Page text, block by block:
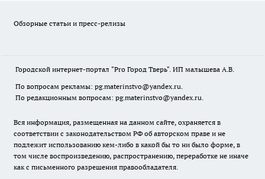
Обзорные статьи и пресс-релизы
Городской интернет-портал "Pro Город Тверь". ИП малышева А.В.
По вопросам рекламы: pg.materinstvo@yandex.ru.
По редакционным вопросам: pg.materinstvo@yandex.ru.
Вся информация, размещенная на данном сайте, охраняется в
соответствии с законодательством РФ об авторском праве и не
подлежит использованию кем-либо в какой бы то ни было форме, в
том числе воспроизведению, распространению, переработке не иначе
как с письменного разрешения правообладателя.